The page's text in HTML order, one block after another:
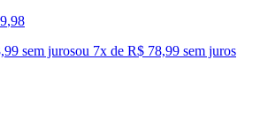
,98
sem jurosou 7x de R$ 78,99 sem juros